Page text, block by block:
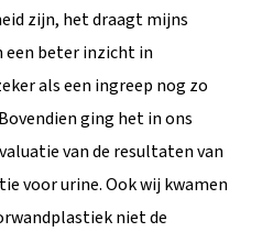
zijn, het draagt mijns
een beter inzicht in
als een ingreep nog zo
ging het in ons
van de resultaten van
voor urine. Ook wij kwamen
niet de